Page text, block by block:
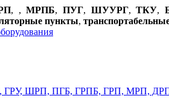
, ,МРПБ, ПУГ, ШУУРГ,ТКУ,
пункты,